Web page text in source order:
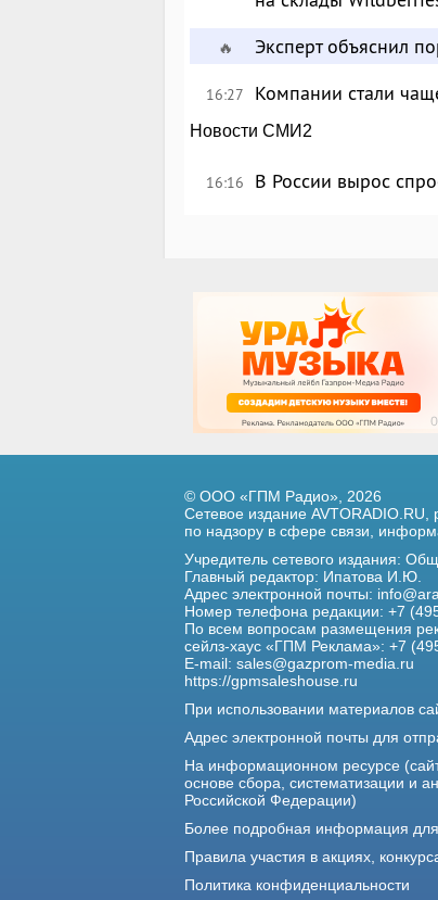
🔥 Эксперт объяснил
16:27 Компании стали
Новости СМИ2
16:16 В России вырос
© ООО «ГПМ Радио», 2026
Сетевое издание
по надзору в сфере связи,
Учредитель сетевого издания:
Главный редактор: Ипатова И.Ю.
Адрес электронной почты:
Номер телефона редакции: +7
По всем вопросам размещения
сейлз-хаус «ГПМ Реклама»: +7
E-mail: sales@gazprom-media.ru
https://gpmsaleshouse.ru
При использовании материалов
Адрес электронной почты для
На информационном ресурсе
основе сбора, систематизации и
Российской Федерации)
Более подробная информация
Правила участия в акциях,
Политика конфиденциальности